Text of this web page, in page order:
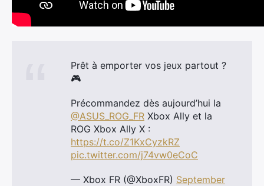
Prêt à emporter vos jeux partout ?
🎮
Précommandez dès aujourd’hui la
@ASUS_ROG_FR Xbox Ally et la
ROG Xbox Ally X :
https://t.co/Z1KxCyzkRZ
pic.twitter.com/j74vw0eCoC
— Xbox FR (@XboxFR) September